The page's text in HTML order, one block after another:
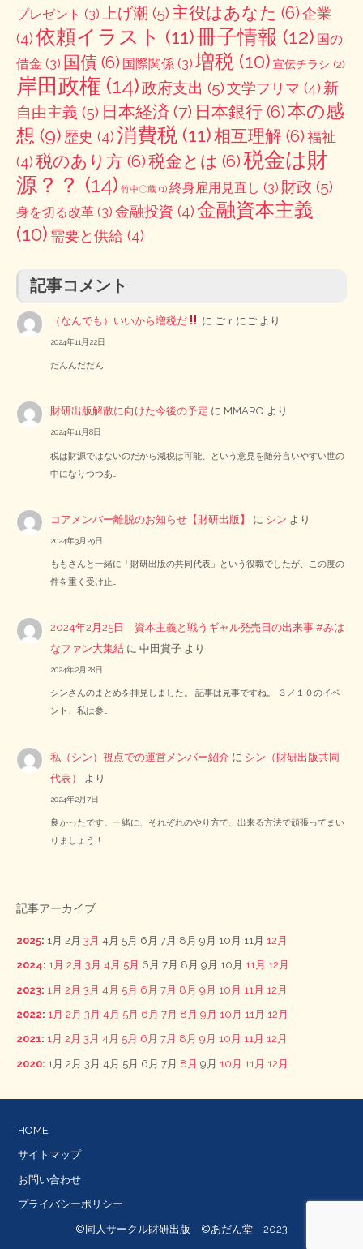
プレゼント (3) 上げ潮 (5) 主役はあなた (6)企業
(4)依頼イラスト (11)冊子情報 (12) 国の
借金 (3) 国債 (6) 国際関係 (3) 増税 (10) 宣伝チラシ (2)
岸田政権 (14)政府支出 (5)文学フリマ (4) 新
自由主義 (5) 日本経済 (7) 日本銀行 (6)本の感
想 (9) 歴史 (4)消費税 (11)相互理解 (6)福祉
(4)税のあり方 (6)税金とは (6)税金は財
源？？ (14) 竹中〇蔵 (1) 終身雇用見直し (3) 財政 (5)
身を切る改革 (3) 金融投資 (4)金融資本主義
(10) 需要と供給 (4)
記事コメント
（なんでも）いいから増税だ に ごｒにご より
2024年11月22日
だんんだだん
財研出版解散に向けた今後の予定 に MMARO より
2024年11月8日
税は財源ではないのだから減税は可能、という意見を随分言いやすい世の
中になりつつあ…
コアメンバー離脱のお知らせ【財研出版】 に シン より
2024年3月29日
ももさんと一緒に「財研出版の共同代表」という役職でしたが、この度の
件を重く受け止…
2024年2月25日 資本主義と戦うギャル発売日の出来事 #みは
なファン大集結 に中田賞子 より
2024年2月28日
シンさんのまとめを拝見しました。 記事は見事ですね。 ３／１０のイベ
ント、私は参…
私（シン）視点での運営メンバー紹介 に シン（財研出版共同
代表）
より
2024年2月7日
良かったです。一緒に、それぞれのやり方で、出来る方法で頑張ってまい
りましょう！
記事アーカイブ
2025: 1月 2月 3月 4月 5月 6月 7月 8月 9月 10月 11月 12月
2024: 1月 2月 3月 4月 5月 6月 7月 8月 9月 10月 11月 12月
2023: 1月 2月 3月 4月 5月 6月 7月 8月 9月 10月 11月 12月
2022: 1月 2月 3月 4月 5月 6月 7月 8月 9月 10月 11月 12月
2021: 1月 2月 3月 4月 5月 6月 7月 8月 9月 10月 11月 12月
2020: 1月 2月 3月 4月 5月 6月 7月 8月 9月 10月 11月 12月
HOME
サイトマップ
お問い合わせ
プライバシーポリシー
©同人サークル財研出版 ©あだん堂 2023